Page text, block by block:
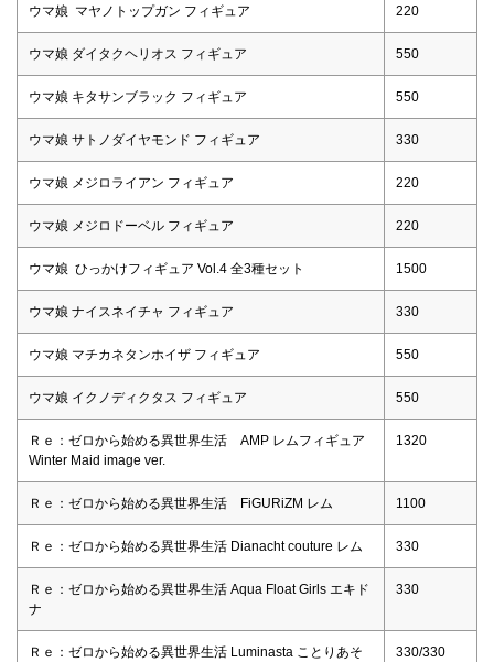
ウマ娘 マヤノトップガン フィギュア 220
ウマ娘 ダイタクヘリオス フィギュア 550
ウマ娘 キタサンブラック フィギュア 550
ウマ娘 サトノダイヤモンド フィギュア 330
ウマ娘 メジロライアン フィギュア 220
ウマ娘 メジロドーベル フィギュア 220
ウマ娘 ひっかけフィギュア Vol.4 全3種セット 1500
ウマ娘 ナイスネイチャ フィギュア 330
ウマ娘 マチカネタンホイザ フィギュア 550
ウマ娘 イクノディクタス フィギュア 550
Ｒｅ：ゼロから始める異世界生活 AMP レムフィギュア
Winter Maid image ver.
1320
Ｒｅ：ゼロから始める異世界生活 FiGURiZM レム 1100
Ｒｅ：ゼロから始める異世界生活 Dianacht couture レム 330
Ｒｅ：ゼロから始める異世界生活 Aqua Float Girls エキド
ナ
330
Ｒｅ：ゼロから始める異世界生活 Luminasta ことりあそ
330/330